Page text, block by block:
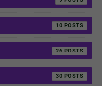
10
26
30